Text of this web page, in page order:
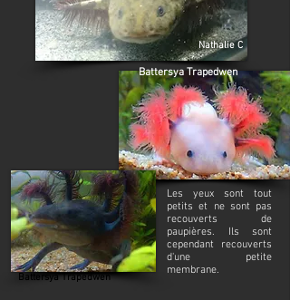
Nathalie C
Battersya Trapedwen
Battersya Trapedwen
Les yeux sont tout
petits et ne sont pas
recouverts de
paupières. Ils sont
cependant recouverts
d'une petite
membrane.